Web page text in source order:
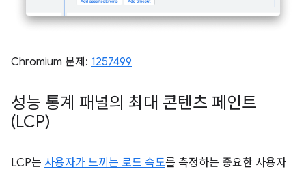
Chromium 문제: 1257499
성능 통계 패널의 최대 콘텐츠 페인트
(LCP)
LCP는 사용자가 느끼는 로드 속도를 측정하는 중요한 사용자